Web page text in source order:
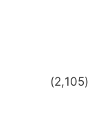
(2,105)